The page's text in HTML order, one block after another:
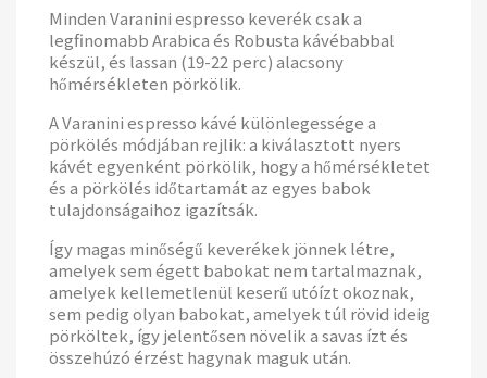
Minden Varanini espresso keverék csak a
legfinomabb Arabica és Robusta kávébabbal
készül, és lassan (19-22 perc) alacsony
hőmérsékleten pörkölik.
A Varanini espresso kávé különlegessége a
pörkölés módjában rejlik: a kiválasztott nyers
kávét egyenként pörkölik, hogy a hőmérsékletet
és a pörkölés időtartamát az egyes babok
tulajdonságaihoz igazítsák.
Így magas minőségű keverékek jönnek létre,
amelyek sem égett babokat nem tartalmaznak,
amelyek kellemetlenül keserű utóízt okoznak,
sem pedig olyan babokat, amelyek túl rövid ideig
pörköltek, így jelentősen növelik a savas ízt és
összehúzó érzést hagynak maguk után.